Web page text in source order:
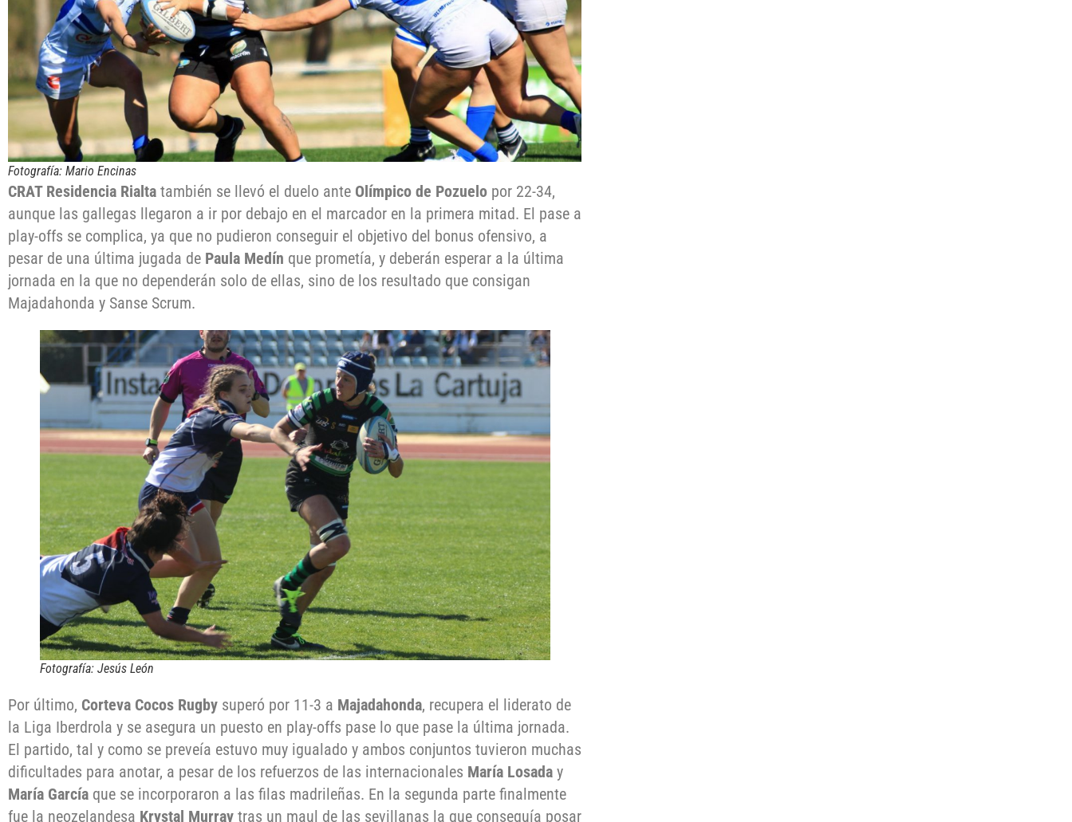
Fotografía: Mario Encinas
CRAT Residencia Rialta también se llevó el duelo ante Olímpico de Pozuelo por 22-34,
aunque las gallegas llegaron a ir por debajo en el marcador en la primera mitad. El pase a
play-offs se complica, ya que no pudieron conseguir el objetivo del bonus ofensivo, a
pesar de una última jugada de Paula Medín que prometía, y deberán esperar a la última
jornada en la que no dependerán solo de ellas, sino de los resultado que consigan
Majadahonda y Sanse Scrum.
Fotografía: Jesús León
Por último, Corteva Cocos Rugby superó por 11-3 a Majadahonda, recupera el liderato de
la Liga Iberdrola y se asegura un puesto en play-offs pase lo que pase la última jornada.
El partido, tal y como se preveía estuvo muy igualado y ambos conjuntos tuvieron muchas
dificultades para anotar, a pesar de los refuerzos de las internacionales María Losada y
María García que se incorporaron a las filas madrileñas. En la segunda parte finalmente
fue la neozelandesa Krystal Murray tras un maul de las sevillanas la que conseguía posar